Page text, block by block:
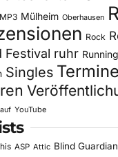
MP3 Mülheim Oberhausen
Rock
Festival ruhr
Singles Termine
YouTube
ASP Attic Blind Guardian